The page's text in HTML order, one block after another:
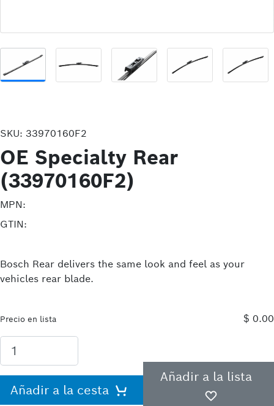
SKU: 33970160F2
OE Specialty Rear
(33970160F2)
MPN:
GTIN:
Bosch Rear delivers the same look and feel as your
vehicles rear blade.
Precio en lista $ 0.00
Añadir a la cesta
Añadir a la lista